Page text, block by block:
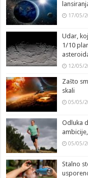
17/05/
Udar,
1/10
12/05/
Zašto
skali
05/05/
Odluka
05/05/
Stalno